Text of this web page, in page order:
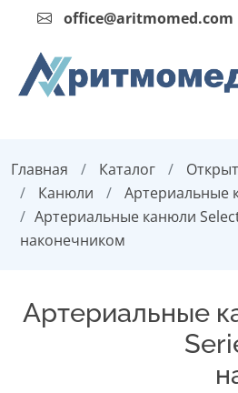
office@aritmomed.com
Главная Каталог
Канюли
Артериальные
Артериальные канюли
наконечником
Артериальные